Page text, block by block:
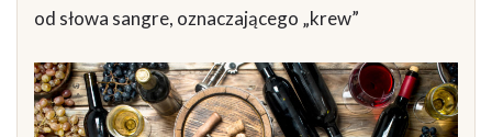
od słowa sangre, oznaczającego „krew”